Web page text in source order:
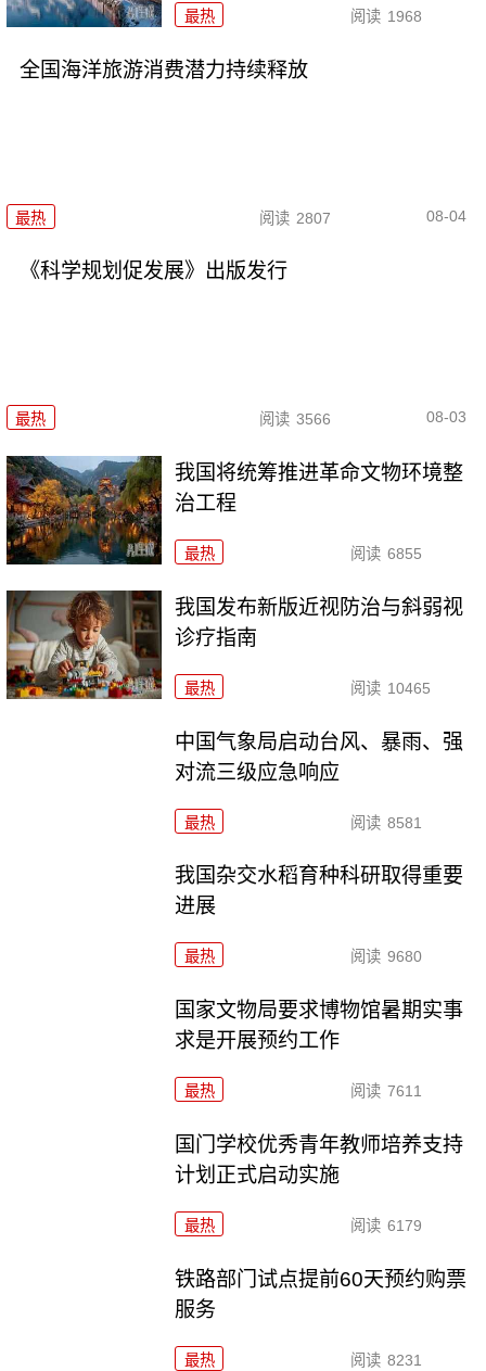
最热 阅读 1968
全国海洋旅游消费潜力持续释放
最热 阅读 2807 08-04
《科学规划促发展》出版发行
最热 阅读 3566 08-03
我国将统筹推进革命文物环境整
治工程
最热 阅读 6855
我国发布新版近视防治与斜弱视
诊疗指南
最热 阅读 10465
中国气象局启动台风、暴雨、强
对流三级应急响应
最热 阅读 8581
我国杂交水稻育种科研取得重要
进展
最热 阅读 9680
国家文物局要求博物馆暑期实事
求是开展预约工作
最热 阅读 7611
国门学校优秀青年教师培养支持
计划正式启动实施
最热 阅读 6179
铁路部门试点提前60天预约购票
服务
最热 阅读 8231